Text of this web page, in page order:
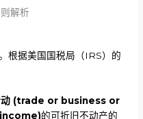
解析
据美国国税局（IRS）的
(trade or business or
的可折旧不动产的